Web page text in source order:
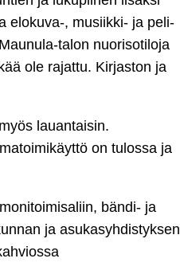
elokuva-, musiikki- ja peli-
talon nuorisotiloja
ole rajattu. Kirjaston ja
lauantaisin.
on tulossa ja
bändi- ja
ja asukasyhdistyksen